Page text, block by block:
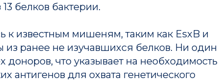
белков бактерии.
к известным мишеням, таким как EsxB и
из ранее не изучавшихся белков. Ни один
доноров, что указывает на необходимость
антигенов для охвата генетического